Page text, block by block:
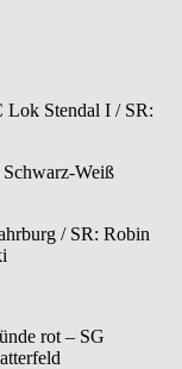
Lok Stendal I / SR:
Weiß
/ SR: Robin
rot – SG